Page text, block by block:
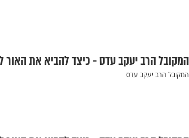
המקובל הרב יעקב עדס - כיצד להביא את
המקובל הרב יעקב עדס